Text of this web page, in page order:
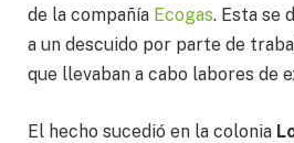
de la compañía Ecogas. Esta se
a un descuido por parte de
que llevaban a cabo labores de
El hecho sucedió en la colonia